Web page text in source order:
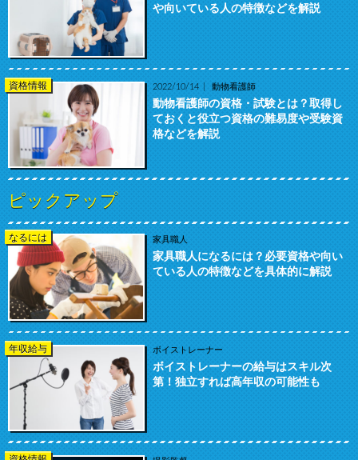
や向いている人の特徴などを解説
資格情報 2022/10/14 動物看護師
動物看護師の資格・試験とは？取得し
ておくと役立つ資格の難易度や受験資
格などを解説
ピックアップ
なるには 家具職人
家具職人になるには？必要資格や向い
ている人の特徴などを具体的に解説
年収給与 ボイストレーナー
ボイストレーナーの給与はスキル次
第！独立すれば高年収の可能性も